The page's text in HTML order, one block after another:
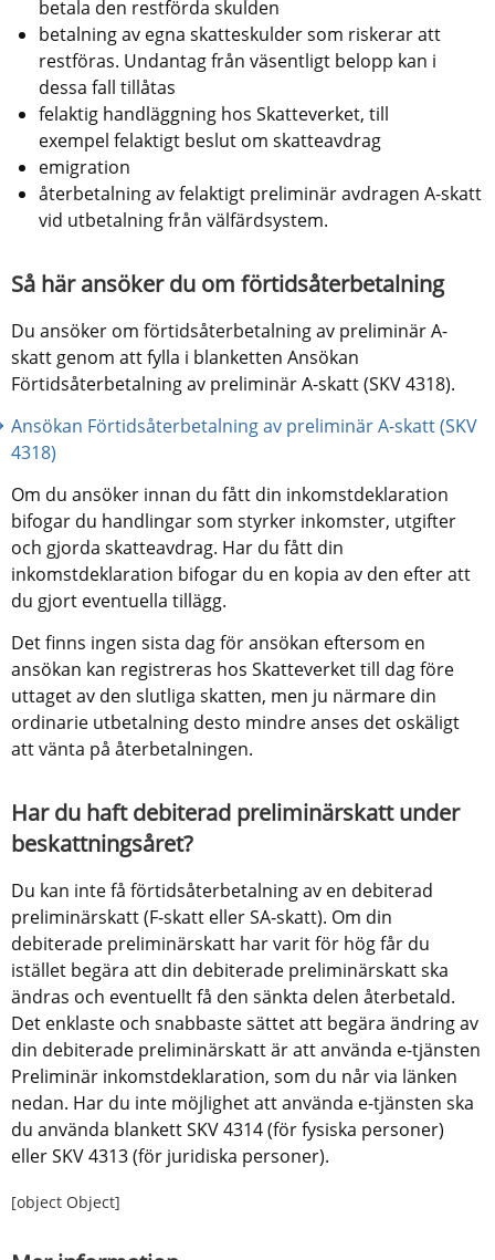
betala den restförda skulden
betalning av egna skatteskulder som riskerar att
restföras. Undantag från väsentligt belopp kan i
dessa fall tillåtas
felaktig handläggning hos Skatteverket, till
exempel felaktigt beslut om skatteavdrag
emigration
återbetalning av felaktigt preliminär avdragen A-skatt
vid utbetalning från välfärdsystem.
Så här ansöker du om förtidsåterbetalning
Du ansöker om förtidsåterbetalning av preliminär A-
skatt genom att fylla i blanketten Ansökan
Förtidsåterbetalning av preliminär A-skatt (SKV 4318).
Ansökan Förtidsåterbetalning av preliminär A-skatt (SKV
4318)
Om du ansöker innan du fått din inkomstdeklaration
bifogar du handlingar som styrker inkomster, utgifter
och gjorda skatteavdrag. Har du fått din
inkomstdeklaration bifogar du en kopia av den efter att
du gjort eventuella tillägg.
Det finns ingen sista dag för ansökan eftersom en
ansökan kan registreras hos Skatteverket till dag före
uttaget av den slutliga skatten, men ju närmare din
ordinarie utbetalning desto mindre anses det oskäligt
att vänta på återbetalningen.
Har du haft debiterad preliminärskatt under
beskattningsåret?
Du kan inte få förtidsåterbetalning av en debiterad
preliminärskatt (F‑skatt eller SA‑skatt). Om din
debiterade preliminärskatt har varit för hög får du
istället begära att din debiterade preliminärskatt ska
ändras och eventuellt få den sänkta delen återbetald.
Det enklaste och snabbaste sättet att begära ändring av
din debiterade preliminärskatt är att använda e-tjänsten
Preliminär inkomstdeklaration, som du når via länken
nedan. Har du inte möjlighet att använda e-tjänsten ska
du använda blankett SKV 4314 (för fysiska personer)
eller SKV 4313 (för juridiska personer).
[object Object]